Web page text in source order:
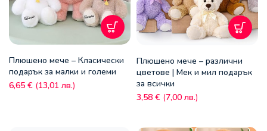
Плюшено мече – Класически
подарък за малки и големи
6,65 € (13,01 лв.)
Плюшено мече – различни
цветове | Мек и мил подарък
за всички
3,58 € (7,00 лв.)